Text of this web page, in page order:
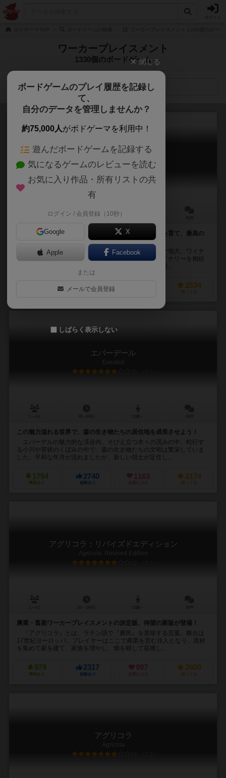
ワーカープレイスメント
1330個のボードゲーム
検索メニュー
ワイナリーの四季
Viticulture
45～90分
のんびりまったりワイン生産。手間ひまかけてブドウを育て、最高の
伝統的なワイナリーがひしめくイタリア・トスカーナ地方。ワイナ
リーとは名ばかりの、荒れ果てた畑と古びた施設のワイナリーを相続
することになったプレイヤーは、ワイナリーの再興を目...
3443
経験あり
2534
持ってる
エバーデール
Everdell
7.7
この魅力溢れる世界で、森の生き物たちの居住地を成長させよう！
エバーデルの魅力的な渓谷内。そびえ立つ木々の茂みの中、蛇行す
る小川や苔状のくぼみの中で、森の生き物たちの文明は繁栄していま
した。平和な年月が流れましたが、新しい領土が定住し...
1794
興味あり
2740
経験あり
1163
お気に入り
2174
持ってる
アグリコラ：リバイズドエディション
Agricola: Revised Edition
7.7
農業・畜産ワーカープレイスメントの決定版、待望の新版が登場！
『アグリコラ』とは、ラテン語で『農民』を意味する言葉。舞台は
17世紀ヨーロッパ。プレイヤーはここで農業を営む住人となり、資材
を集めて家を建て、家族を増やし、畑を耕して収穫し...
979
興味あり
2317
経験あり
997
お気に入り
2600
持ってる
アグリコラ
Agricola
7.2
閉じる
ボードゲームのプレイ履歴を記録し
て、
自分のデータを管理しませんか？
約75,000人がボドゲーマを利用中！
遊んだボードゲームを記録する
気になるゲームのレビューを読む
お気に入り作品・所有リストの共
有
ログイン / 会員登録（10秒）
Google X
Apple Facebook
または
メールで会員登録
しばらく表示しない